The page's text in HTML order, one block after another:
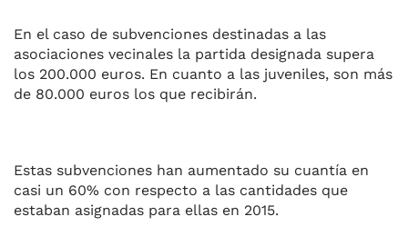
En el caso de subvenciones destinadas a las
asociaciones vecinales la partida designada supera
los 200.000 euros. En cuanto a las juveniles, son más
de 80.000 euros los que recibirán.
Estas subvenciones han aumentado su cuantía en
casi un 60% con respecto a las cantidades que
estaban asignadas para ellas en 2015.